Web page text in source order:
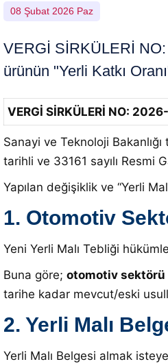
08 Şubat 2026 Paz
VERGİ SİRKÜLERİ
ürünün "Yerli Katkı
VERGİ SİRKÜLERİ NO:
Sanayi ve Teknoloji
tarihli ve 33161 sayılı Resmi
Yapılan değişiklik ve “Yerli
1. Otomotiv
Yeni Yerli Malı Tebliği
Buna göre; otomotiv sektörü
tarihe kadar mevcut/eski
2. Yerli Malı
Yerli Malı Belgesi almak